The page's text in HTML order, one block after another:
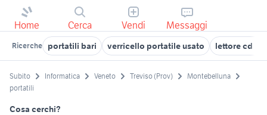
Home Cerca Vendi Messaggi
Ricerche portatili bari verricello portatile usato lettore cd
Subito Informatica Veneto Treviso (Prov)
Montebelluna
portatili
Cosa cerchi?